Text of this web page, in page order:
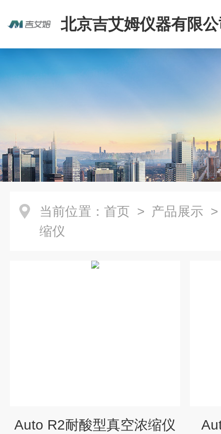
北京吉艾姆仪器有限
当前位置： 首页 > 产品展示
缩仪
Auto R2耐酸型真空浓缩仪